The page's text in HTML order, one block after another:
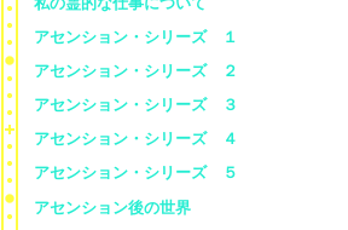
アセンション・シリーズ １
アセンション・シリーズ ２
アセンション・シリーズ ３
アセンション・シリーズ ４
アセンション・シリーズ ５
アセンション後の世界